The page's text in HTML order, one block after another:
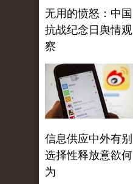
无用的愤怒：中国
抗战纪念日舆情观
察
信息供应中外有别
选择性释放意欲何
为